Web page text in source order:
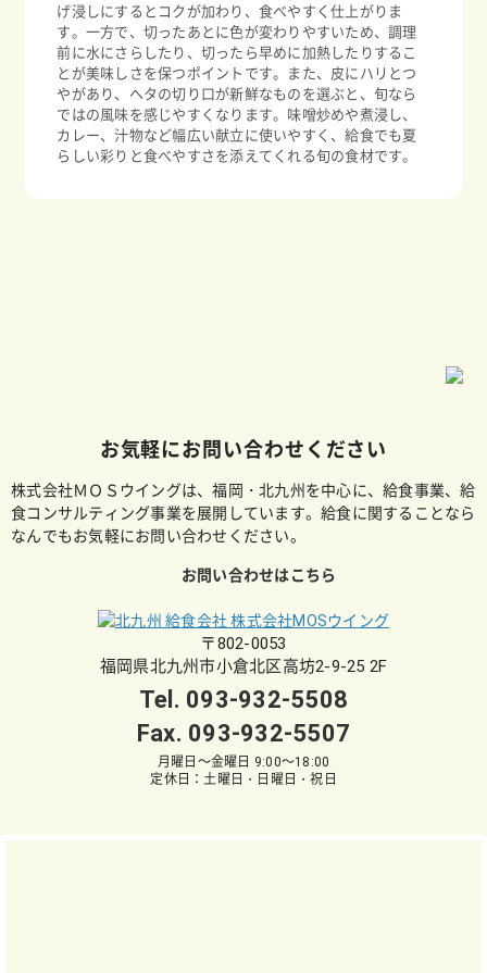
げ浸しにするとコクが加わり、食べやすく仕上がりま
す。一方で、切ったあとに色が変わりやすいため、調理
前に水にさらしたり、切ったら早めに加熱したりするこ
とが美味しさを保つポイントです。また、皮にハリとつ
やがあり、ヘタの切り口が新鮮なものを選ぶと、旬なら
ではの風味を感じやすくなります。味噌炒めや煮浸し、
カレー、汁物など幅広い献立に使いやすく、給食でも夏
らしい彩りと食べやすさを添えてくれる旬の食材です。
お気軽にお問い合わせください
株式会社ＭＯＳウイングは、福岡・北九州を中心に、給食事業、給
食コンサルティング事業を展開しています。給食に関することなら
なんでもお気軽にお問い合わせください。
お問い合わせはこちら
〒802-0053
福岡県北九州市小倉北区高坊2-9-25 2F
Tel. 093-932-5508
Fax. 093-932-5507
月曜日～金曜日 9:00～18:00
定休日：土曜日・日曜日・祝日